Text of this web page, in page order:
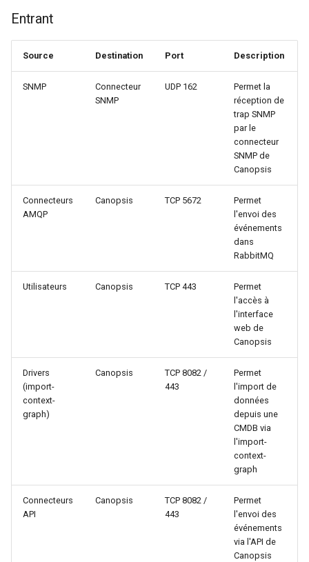
Entrant
Source Destination Port Description
SNMP
Connecteur
SNMP
UDP 162
Permet la
réception de
trap SNMP
par le
connecteur
SNMP de
Canopsis
Connecteurs
AMQP
Canopsis TCP 5672
Permet
l'envoi des
événements
dans
RabbitMQ
Utilisateurs Canopsis TCP 443
Permet
l'accès à
l'interface
web de
Canopsis
Drivers
(import-
context-
graph)
Canopsis
TCP 8082 /
443
Permet
l'import de
données
depuis une
CMDB via
l'import-
context-
graph
Connecteurs
API
Canopsis
TCP 8082 /
443
Permet
l'envoi des
événements
via l'API de
Canopsis